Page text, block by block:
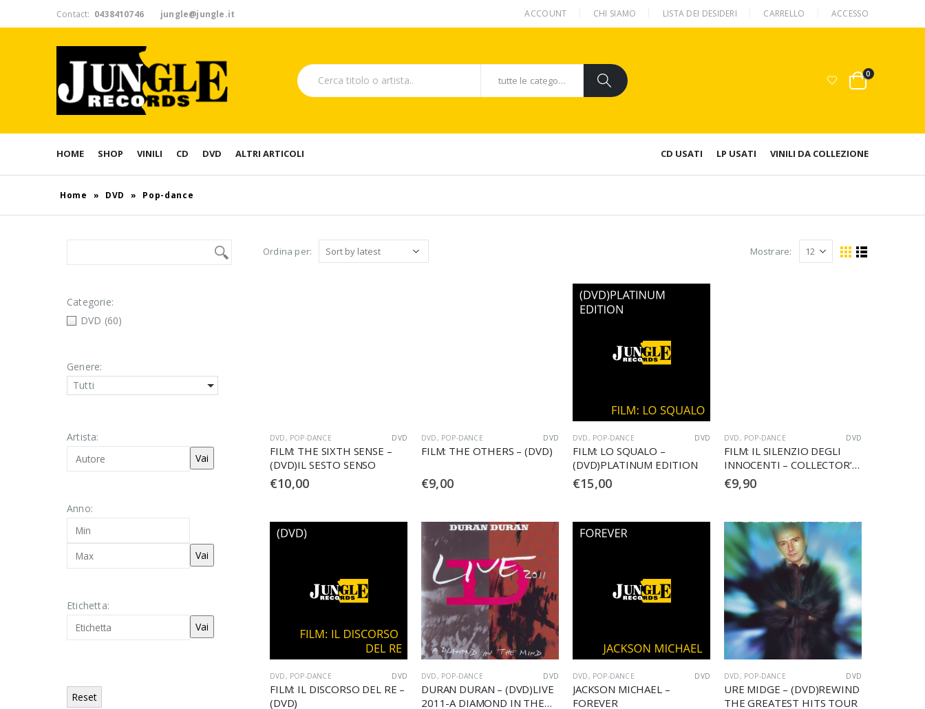
Contact: 0438410746 jungle@jungle.it ACCOUNT CHI SIAMO LISTA DEI DESIDERI CARRELLO ACCESSO
tutte le categorie
0
HOME SHOP VINILI CD DVD ALTRI ARTICOLI CD USATI LP USATI VINILI DA COLLEZIONE
Home » DVD » Pop-dance
Ordina per: Mostrare:
DVD
DVD, POP-DANCE
FILM: THE SIXTH SENSE –
(DVD)IL SESTO SENSO
€10,00
DVD
DVD, POP-DANCE
FILM: THE OTHERS – (DVD)
€9,00
DVD
DVD, POP-DANCE
FILM: LO SQUALO –
(DVD)PLATINUM EDITION
€15,00
DVD
DVD, POP-DANCE
FILM: IL SILENZIO DEGLI
INNOCENTI – COLLECTOR’S
EDITION (2DVD)
€9,90
DVD
DVD , POP-DANCE
FILM: IL DISCORSO DEL RE –
(DVD)
DVD
DVD , POP-DANCE
DURAN DURAN – (DVD)LIVE
2011-A DIAMOND IN THE
DVD
DVD , POP-DANCE
JACKSON MICHAEL –
FOREVER
DVD
DVD , POP-DANCE
URE MIDGE – (DVD)REWIND
THE GREATEST HITS TOUR
Categorie:
DVD (60)
Genere:
Tutti
Artista:
Anno:
Etichetta:
Reset